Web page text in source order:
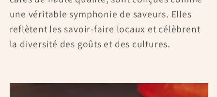
une véritable symphonie de saveurs. Elles
reflètent les savoir-faire locaux et célèbrent
la diversité des goûts et des cultures.